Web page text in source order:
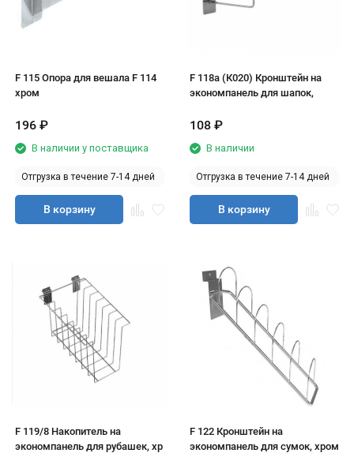
F 115 Опора для вешала F 114
хром
196 ₽
В наличии у поставщика
Отгрузка в течение 7-14 дней
В корзину
F 118а (К020) Кронштейн на
экономпанель для шапок,
108 ₽
В наличии
Отгрузка в течение 7-14 дней
В корзину
F 119/8 Накопитель на
экономпанель для рубашек, хр
F 122 Кронштейн на
экономпанель для сумок, хром